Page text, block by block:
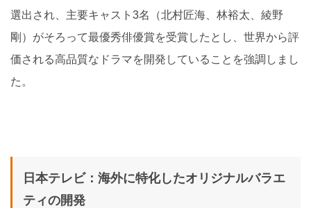
選出され、主要キャスト3名（北村匠海、林裕太、綾野
剛）がそろって最優秀俳優賞を受賞したとし、世界から評
価される高品質なドラマを開発していることを強調しまし
た。
日本テレビ：海外に特化したオリジナルバラエ
ティの開発